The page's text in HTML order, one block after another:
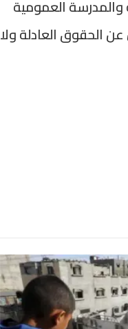
والمدرسة العمومية
عن الحقوق العادلة ولا